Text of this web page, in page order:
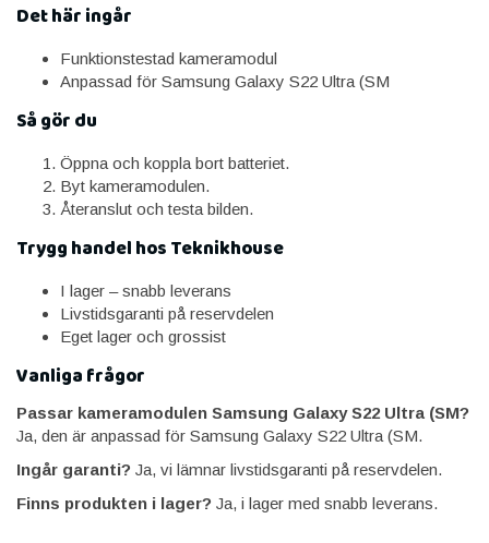
Det här ingår
Funktionstestad kameramodul
Anpassad för Samsung Galaxy S22 Ultra (SM
Så gör du
Öppna och koppla bort batteriet.
Byt kameramodulen.
Återanslut och testa bilden.
Trygg handel hos Teknikhouse
I lager – snabb leverans
Livstidsgaranti på reservdelen
Eget lager och grossist
Vanliga frågor
Passar kameramodulen Samsung Galaxy S22 Ultra (SM?
Ja, den är anpassad för Samsung Galaxy S22 Ultra (SM.
Ingår garanti? Ja, vi lämnar livstidsgaranti på reservdelen.
Finns produkten i lager? Ja, i lager med snabb leverans.